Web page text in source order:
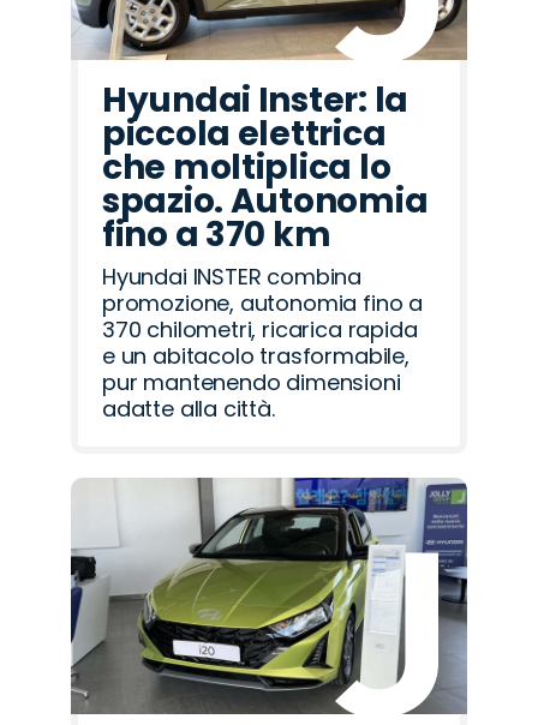
Hyundai Inster: la
piccola elettrica
che moltiplica lo
spazio. Autonomia
fino a 370 km
Hyundai INSTER combina
promozione, autonomia fino a
370 chilometri, ricarica rapida
e un abitacolo trasformabile,
pur mantenendo dimensioni
adatte alla città.